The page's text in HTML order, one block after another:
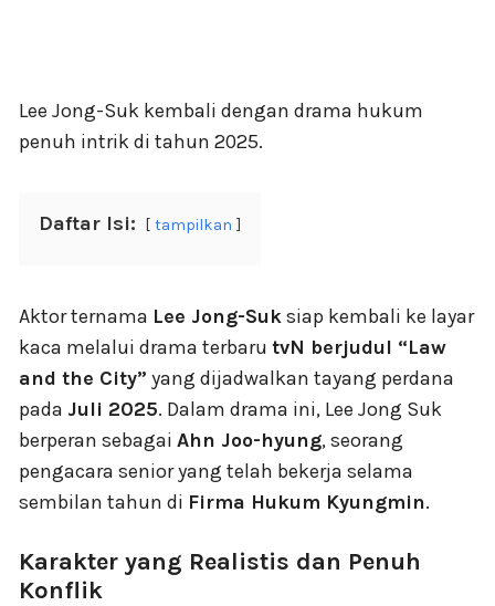
Lee Jong-Suk kembali dengan drama hukum
penuh intrik di tahun 2025.
Daftar Isi: tampilkan
Aktor ternama Lee Jong-Suksiap kembali ke layar
kaca melalui drama terbaru tvN berjudul “Law
and the City” yang dijadwalkan tayang perdana
pada Juli 2025. Dalam drama ini, Lee Jong Suk
berperan sebagai Ahn Joo-hyung, seorang
pengacara senior yang telah bekerja selama
sembilan tahun di Firma Hukum Kyungmin.
Karakter yang Realistis dan Penuh
Konflik